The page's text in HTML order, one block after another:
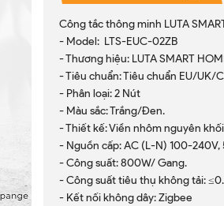
Công tắc thông minh LUTA
- Model: LTS-EUC-02ZB
- Thương hiệu: LUTA SMART
- Tiêu chuẩn: Tiêu chuẩn EU/UK/
- Phân loại: 2 Nút
- Màu sắc: Trắng/Đen.
- Thiết kế: Viền nhôm nguyên
- Nguồn cấp: AC (L-N) 100-
- Công suất: 800W/ Gang.
- Công suất tiêu thụ không tải:
- Kết nối không dây: Zigbee